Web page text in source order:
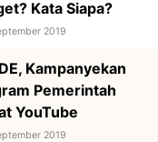
Kata Siapa?
2019
Kampanyekan
Pemerintah
YouTube
2019